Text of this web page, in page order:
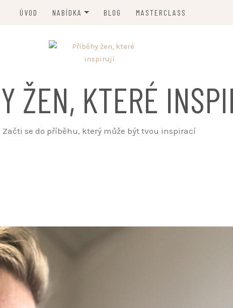
ÚVOD NABÍDKA
PROPAGACE
BLOG MASTERCLASS
ŽEN, KTERÉ
Začti se do příběhu, který může být tvou inspirací